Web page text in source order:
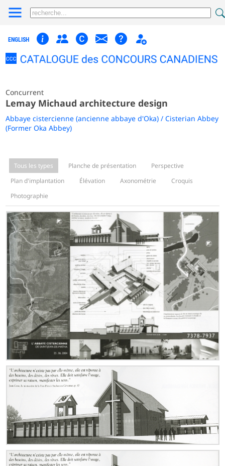
ENGLISH
Concurrent
Lemay Michaud architecture design
Abbaye cistercienne (ancienne abbaye d'Oka) / Cisterian Abbey
(Former Oka Abbey)
Tous les types Planche de présentation
Perspective
Plan d'implantation
Élévation Axonométrie
Croquis
Photographie